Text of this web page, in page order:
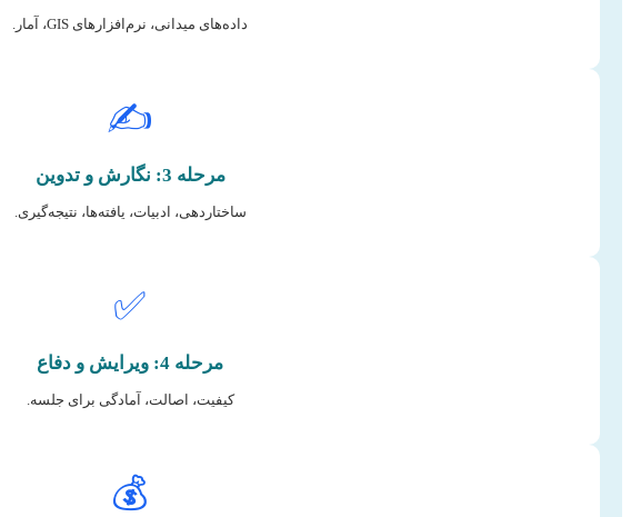
داده‌های میدانی، نرم‌افزارهای GIS، آمار.
✍️
مرحله 3: نگارش و تدوین
ساختاردهی، ادبیات، یافته‌ها، نتیجه‌گیری.
✅
مرحله 4: ویرایش و دفاع
کیفیت، اصالت، آمادگی برای جلسه.
💰